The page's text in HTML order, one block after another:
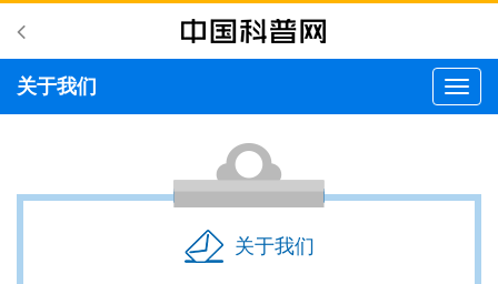
关于我们
切
换
关于我们